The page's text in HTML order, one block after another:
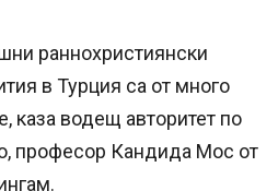
раннохристиянски
в Турция са от много
каза водещ авторитет по
професор Кандида Мос от